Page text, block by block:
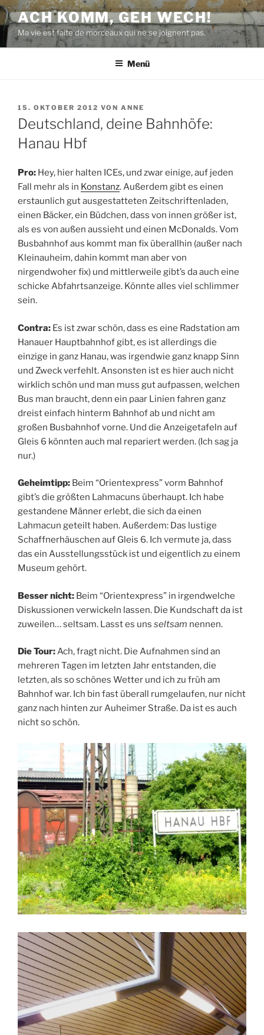
Zum
Inhalt
springen
ACH KOMM, GEH WECH!
Ma vie est faite de morceaux qui ne se joignent pas.
Menü
VERÖFFENTLICHT
AM
15. OKTOBER 2012 VON ANNE
Deutschland, deine Bahnhöfe:
Hanau Hbf
Pro: Hey, hier halten ICEs, und zwar einige, auf jeden
Fall mehr als in Konstanz. Außerdem gibt es einen
erstaunlich gut ausgestatteten Zeitschriftenladen,
einen Bäcker, ein Büdchen, dass von innen größer ist,
als es von außen aussieht und einen McDonalds. Vom
Busbahnhof aus kommt man fix überallhin (außer nach
Kleinauheim, dahin kommt man aber von
nirgendwoher fix) und mittlerweile gibt’s da auch eine
schicke Abfahrtsanzeige. Könnte alles viel schlimmer
sein.
Contra: Es ist zwar schön, dass es eine Radstation am
Hanauer Hauptbahnhof gibt, es ist allerdings die
einzige in ganz Hanau, was irgendwie ganz knapp Sinn
und Zweck verfehlt. Ansonsten ist es hier auch nicht
wirklich schön und man muss gut aufpassen, welchen
Bus man braucht, denn ein paar Linien fahren ganz
dreist einfach hinterm Bahnhof ab und nicht am
großen Busbahnhof vorne. Und die Anzeigetafeln auf
Gleis 6 könnten auch mal repariert werden. (Ich sag ja
nur.)
Geheimtipp: Beim “Orientexpress” vorm Bahnhof
gibt’s die größten Lahmacuns überhaupt. Ich habe
gestandene Männer erlebt, die sich da einen
Lahmacun geteilt haben. Außerdem: Das lustige
Schaffnerhäuschen auf Gleis 6. Ich vermute ja, dass
das ein Ausstellungsstück ist und eigentlich zu einem
Museum gehört.
Besser nicht: Beim “Orientexpress” in irgendwelche
Diskussionen verwickeln lassen. Die Kundschaft da ist
zuweilen… seltsam. Lasst es uns seltsam nennen.
Die Tour:Ach, fragt nicht. Die Aufnahmen sind an
mehreren Tagen im letzten Jahr entstanden, die
letzten, als so schönes Wetter und ich zu früh am
Bahnhof war. Ich bin fast überall rumgelaufen, nur nicht
ganz nach hinten zur Auheimer Straße. Da ist es auch
nicht so schön.